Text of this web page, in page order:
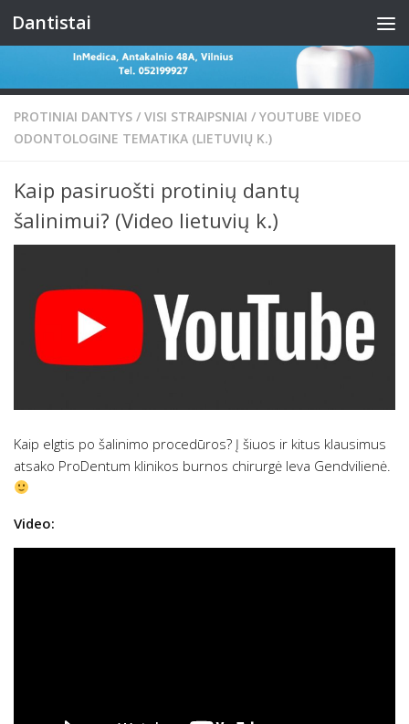
Skip to content
Dantistai
PROTINIAI DANTYS / VISI STRAIPSNIAI / YOUTUBE VIDEO
ODONTOLOGINE TEMATIKA (LIETUVIŲ K.)
Kaip pasiruošti protinių dantų
šalinimui? (Video lietuvių k.)
Kaip elgtis po šalinimo procedūros? Į šiuos ir kitus klausimus
atsako ProDentum klinikos burnos chirurgė Ieva Gendvilienė.
Video: